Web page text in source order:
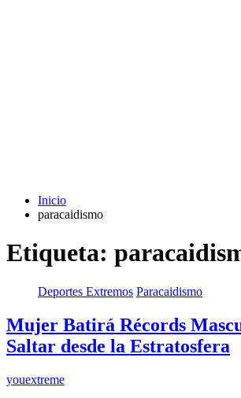
Inicio
paracaidismo
Etiqueta:
Deportes Extremos Paracaidismo
Mujer Batirá Récords
Saltar desde la Estratosfera
youextreme